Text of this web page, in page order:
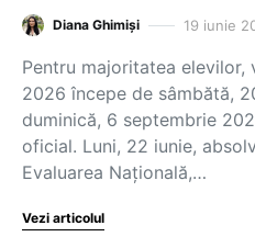
Diana Ghimiși 19 iunie
Pentru majoritatea elevilor,
2026 începe de sâmbătă,
duminică, 6 septembrie
oficial. Luni, 22 iunie,
Evaluarea Națională,…
Vezi articolul